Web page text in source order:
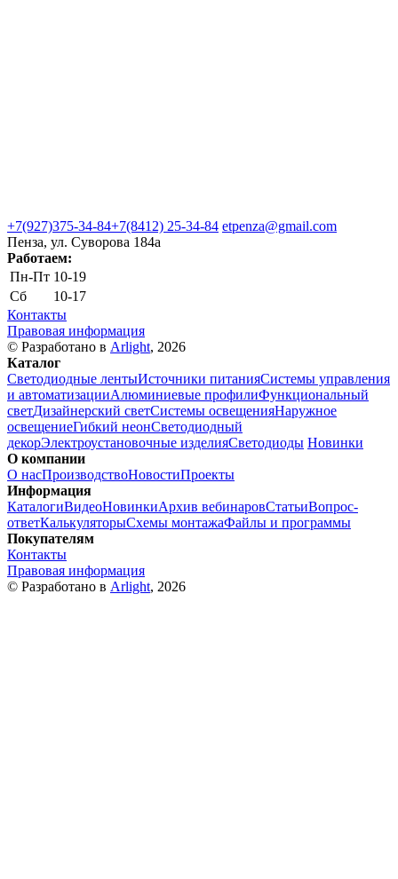
+7(927)375-34-84+7(8412) 25-34-84 etpenza@gmail.com
Пенза, ул. Cуворова 184а
Работаем:
Пн-Пт 10-19
Сб
10-17
Контакты
Правовая информация
© Разработано в Arlight, 2026
Каталог
Светодиодные лентыИсточники питанияСистемы управления
и автоматизацииАлюминиевые профилиФункциональный
светДизайнерский светСистемы освещенияНаружное
освещениеГибкий неонСветодиодный
декорЭлектроустановочные изделияСветодиоды Новинки
О компании
О насПроизводствоНовостиПроекты
Информация
КаталогиВидеоНовинкиАрхив вебинаровСтатьиВопрос-
ответКалькуляторыСхемы монтажаФайлы и программы
Покупателям
Контакты
Правовая информация
© Разработано в Arlight, 2026